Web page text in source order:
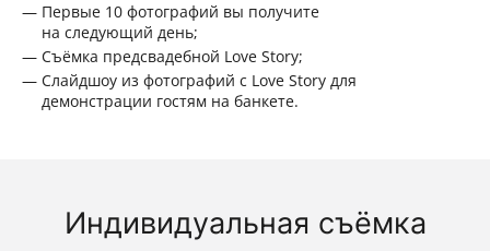
Первые 10 фотографий вы получите
на следующий день;
Съёмка предсвадебной Love Storу;
Слайдшоу из фотографий с Love Story для
демонстрации гостям на банкете.
Индивидуальная съёмка